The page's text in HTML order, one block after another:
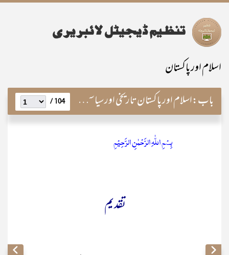
اسلام اور پاکستان
باب:اسلام اور پاکستان تاریخی اور سیاسی پس منظر 104 /
بِسۡمِ اللّٰہِ الرَّحۡمٰنِ الرَّحِیۡمِ
تقدیم